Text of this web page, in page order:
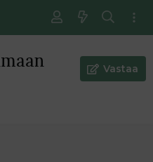
Vastaa